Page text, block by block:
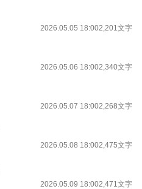
2026.05.05 18:002,201文字
2026.05.06 18:002,340文字
2026.05.07 18:002,268文字
2026.05.08 18:002,475文字
2026.05.09 18:002,471文字